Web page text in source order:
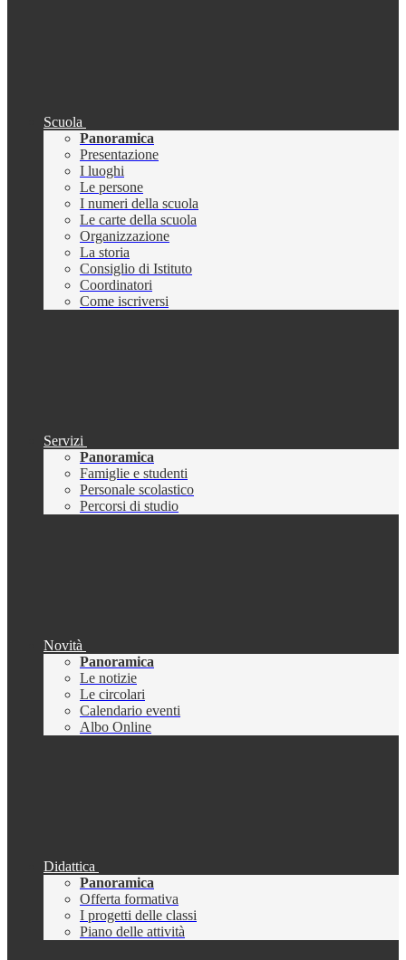
Scuola
Panoramica
Presentazione
I luoghi
Le persone
I numeri della scuola
Le carte della scuola
Organizzazione
La storia
Consiglio di Istituto
Coordinatori
Come iscriversi
Servizi
Panoramica
Famiglie e studenti
Personale scolastico
Percorsi di studio
Novità
Panoramica
Le notizie
Le circolari
Calendario eventi
Albo Online
Didattica
Panoramica
Offerta formativa
I progetti delle classi
Piano delle attività